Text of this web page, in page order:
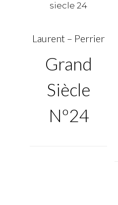
Laurent – Perrier
Grand
Siècle
Nº24